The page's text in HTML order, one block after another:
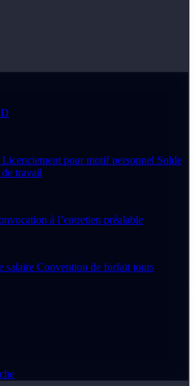
Licenciement pour motif personnel Solde
travail
à l’entretien préalable
salaire Convention de forfait jours